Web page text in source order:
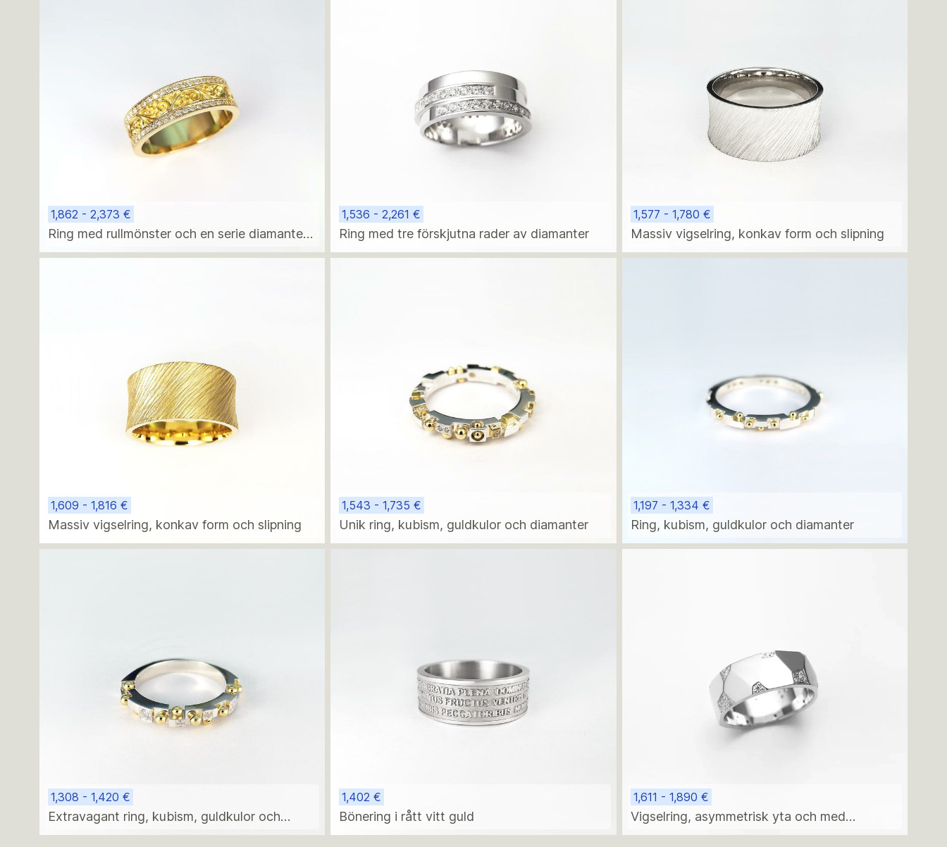
1,862 - 2,373 €
Ring med rullmönster och en serie diamanter
på sidorna
1,536 - 2,261 €
Ring med tre förskjutna rader av diamanter
1,577 - 1,780 €
Massiv vigselring, konkav form och slipning
1,609 - 1,816 €
Massiv vigselring, konkav form och slipning
1,543 - 1,735 €
Unik ring, kubism, guldkulor och diamanter
1,197 - 1,334 €
Ring, kubism, guldkulor och diamanter
1,308 - 1,420 €
Extravagant ring, kubism, guldkulor och
diamanter
1,402 €
Bönering i rått vitt guld
1,611 - 1,890 €
Vigselring, asymmetrisk yta och med
diamanter